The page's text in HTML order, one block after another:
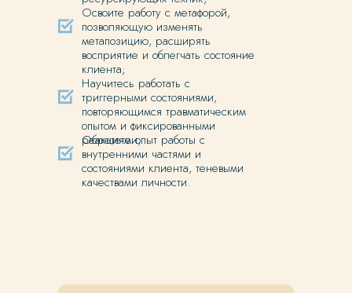
Освоите работу с метафорой,
позволяющую изменять
метапозицию, расширять
восприятие и облегчать состояние
клиента;
Научитесь работать с
триггерными состояниями,
повторяющимся травматическим
опытом и фиксированными
реакциями;
Обретете опыт работы с
внутренними частями и
состояниями клиента, теневыми
качествами личности.